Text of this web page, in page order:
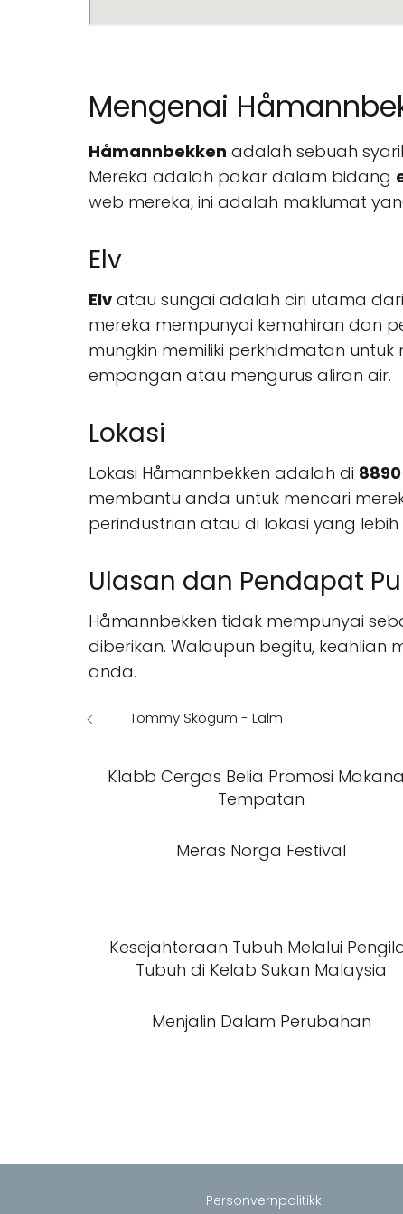
Mengenai
Håmannbekken adalah sebuah
Mereka adalah pakar dalam bidang
web mereka, ini adalah maklumat
Elv
Elv atau sungai adalah ciri utama
mereka mempunyai kemahiran dan
mungkin memiliki perkhidmatan
empangan atau mengurus aliran air.
Lokasi
Lokasi Håmannbekken adalah di
membantu anda untuk mencari
perindustrian atau di lokasi yang
Ulasan dan Pendapat
Håmannbekken tidak mempunyai
diberikan. Walaupun begitu, keahlian
anda.
Tommy Skogum - Lalm
Klabb Cergas Belia Promosi
Tempatan
Meras Norga Festival
Kesejahteraan Tubuh Melalui
Tubuh di Kelab Sukan Malaysia
Menjalin Dalam Perubahan
Personvernpolitikk